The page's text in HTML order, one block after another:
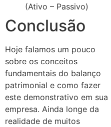
(Ativo – Passivo)
Conclusão
Hoje falamos um pouco
sobre os conceitos
fundamentais do balanço
patrimonial e como fazer
este demonstrativo em sua
empresa. Ainda longe da
realidade de muitos